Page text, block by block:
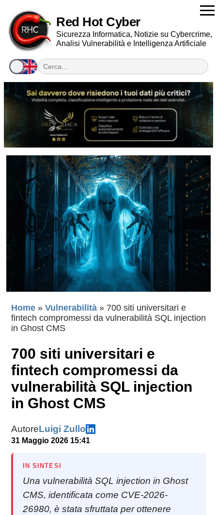
Red Hot Cyber
Sicurezza Informatica, Notizie su Cybercrime,
Analisi Vulnerabilità e Intelligenza Artificiale
Home » Vulnerabilità » 700 siti universitari e
fintech compromessi da vulnerabilità SQL injection
in Ghost CMS
700 siti universitari e
fintech compromessi da
vulnerabilità SQL injection
in Ghost CMS
AutoreLuigi Zullo
31 Maggio 2026 15:41
IN SINTESI
Una vulnerabilità SQL injection in Ghost
CMS, identificata come CVE-2026-
26980, è stata sfruttata per ottenere